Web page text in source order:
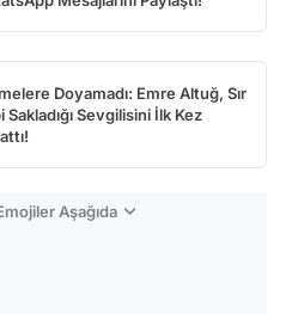
Doyamadı: Emre Altuğ, Sır
Sakladığı Sevgilisini İlk Kez
Aşağıda